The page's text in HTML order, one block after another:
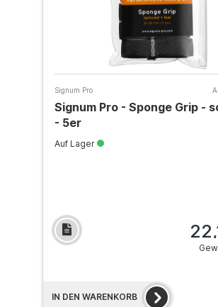
Signum Pro
Signum Pro - Sponge Grip -
- 5er
Auf Lager
IN DEN WARENKORB